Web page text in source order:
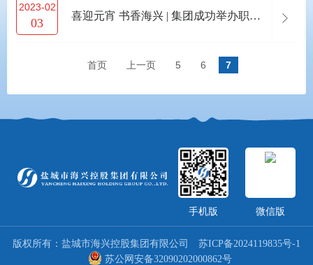
2023-02
03
喜迎元宵 书香海兴 | 集团成功举办职工书画展
首页 上一页 5 6 7
手机版 微信版
版权所有：盐城市海兴控股集团有限公司
苏ICP备2024119835号-1
苏公网安备32090202000862号